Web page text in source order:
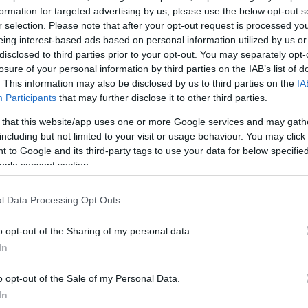
for targeted advertising by us, please use the below opt-out
selection. Please note that after your opt-out request is processed
interest-based ads based on personal information utilized by us
to third parties prior to your opt-out. You may separately
of your personal information by third parties on the IAB’s list of
This information may also be disclosed by us to third parties on the
Participants that may further disclose it to other third parties.
that this website/app uses one or more Google services and may
but not limited to your visit or usage behaviour. You may
to Google and its third-party tags to use your data for below
consent section.
Data Processing Opt Outs
opt-out of the Sharing of my personal data.
opt-out of the Sale of my Personal Data.
στις πληρωμές κατά το α’ τετράμηνο του
ότι από 1/1/2026 έως 30/4/2026 έγιναν πληρωμές
165.704 δικαιούχους για: Βασική Αναδιανεμητική,
(Young), Συνδεδεμένες (αραβόσιτος,
και Εξισωτική 2025.
Μάιο 2026 είναι προγραμματισμένες πληρωμές για
και συνδεδεμένες.